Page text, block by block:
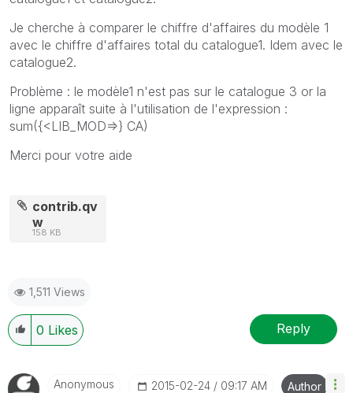
Je cherche à comparer le chiffre d'affaires du modèle 1
avec le chiffre d'affaires total du catalogue1. Idem avec le
catalogue2.
Problème : le modèle1 n'est pas sur le catalogue 3 or la
ligne apparaît suite à l'utilisation de l'expression :
sum({<LIB_MOD=>} CA)
Merci pour votre aide
contrib.qv
w
158 KB
1,511 Views
0 Likes Reply
Anonymous ‎2015-02-24 09:17 AM Author